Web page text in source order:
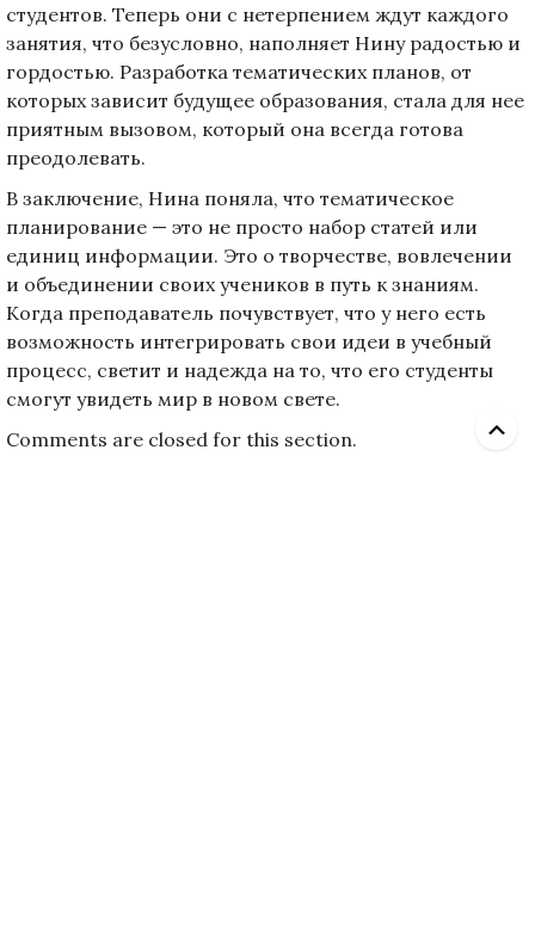
студентов. Теперь они с нетерпением ждут каждого
занятия, что безусловно, наполняет Нину радостью и
гордостью. Разработка тематических планов, от
которых зависит будущее образования, стала для нее
приятным вызовом, который она всегда готова
преодолевать.
В заключение, Нина поняла, что тематическое
планирование — это не просто набор статей или
единиц информации. Это о творчестве, вовлечении
и объединении своих учеников в путь к знаниям.
Когда преподаватель почувствует, что у него есть
возможность интегрировать свои идеи в учебный
процесс, светит и надежда на то, что его студенты
смогут увидеть мир в новом свете.
Comments are closed for this section.